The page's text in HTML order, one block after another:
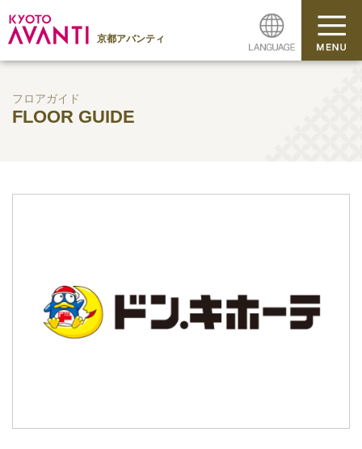
京都アバンティ
フロアガイド
FLOOR GUIDE